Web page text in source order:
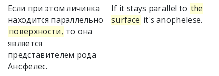
Если при этом личинка
находится параллельно
поверхности, то она
является
представителем рода
Анофелес.
If it stays parallel to the
surface it's anophelese.